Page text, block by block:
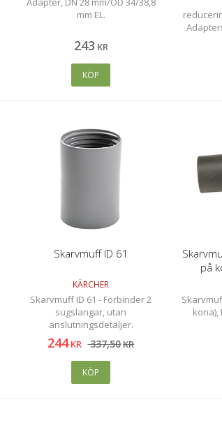
mm EL.
243 KR
KÖP
Skarvmuff ID 61
KÄRCHER
Skarvmuff ID 61 - Förbinder 2
sugslangar, utan
anslutningsdetaljer.
244 KR 337,50KR
KÖP
på
kona),